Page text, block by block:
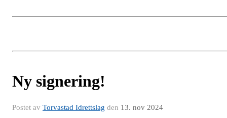
Ny signering!
Postet av Torvastad Idrettslag den 13. nov 2024